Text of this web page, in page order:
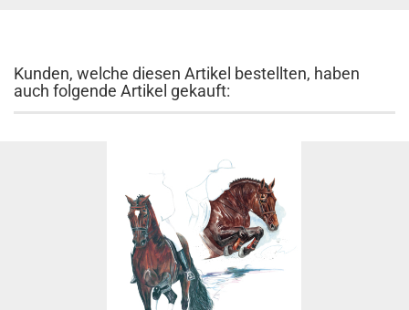
Kunden, welche diesen Artikel bestellten, haben
auch folgende Artikel gekauft: